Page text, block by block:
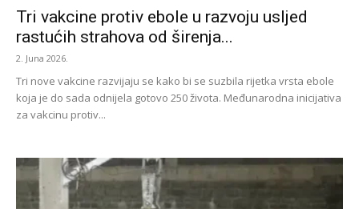
Tri vakcine protiv ebole u razvoju usljed
rastućih strahova od širenja...
2. Juna 2026.
Tri nove vakcine razvijaju se kako bi se suzbila rijetka vrsta ebole
koja je do sada odnijela gotovo 250 života. Međunarodna inicijativa
za vakcinu protiv...